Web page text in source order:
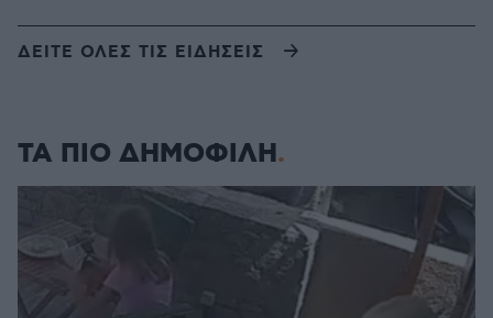
ΔΕΙΤΕ ΟΛΕΣ ΤΙΣ ΕΙΔΗΣΕΙΣ
ΤΑ ΠΙΟ ΔΗΜΟΦΙΛΗ